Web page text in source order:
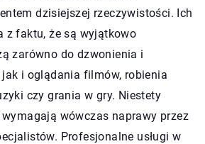
dzisiejszej rzeczywistości. Ich
z faktu, że są wyjątkowo
zarówno do dzwonienia i
jak i oglądania filmów, robienia
czy grania w gry. Niestety
wówczas naprawy przez
Profesjonalne usługi w